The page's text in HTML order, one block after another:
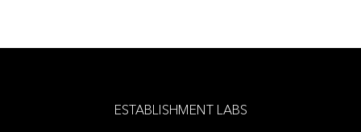
ESTABLISHMENT LABS